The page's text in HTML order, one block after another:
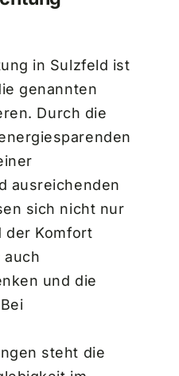
in Sulzfeld ist
genannten
Durch die
ausreichenden
sich nicht nur
der Komfort
auch
und die
steht die